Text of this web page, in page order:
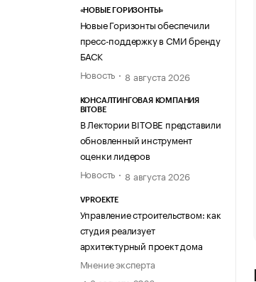
«НОВЫЕ ГОРИЗОНТЫ»
Новые Горизонты обеспечили
пресс-поддержку в СМИ бренду
БАСК
Новость
8 августа 2026
КОНСАЛТИНГОВАЯ КОМПАНИЯ
BITOBE
В Лектории BITOBE представили
обновленный инструмент
оценки лидеров
Новость
8 августа 2026
VPROEKTE
Управление строительством: как
студия реализует
архитектурный проект дома
Мнение эксперта